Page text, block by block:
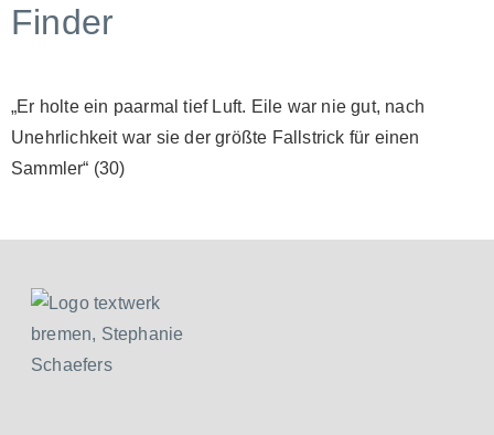
Finder
„Er holte ein paarmal tief Luft. Eile war nie gut, nach
Unehrlichkeit war sie der größte Fallstrick für einen
Sammler“ (30)